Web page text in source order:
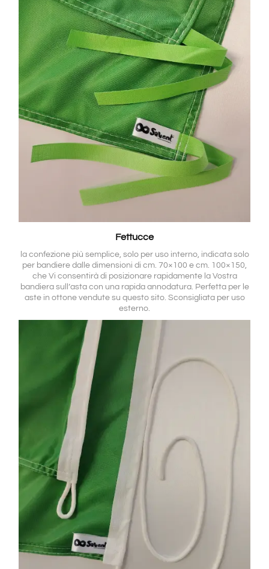
Fettucce
la confezione più semplice, solo per uso interno, indicata solo
per bandiere dalle dimensioni di cm. 70×100 e cm. 100×150,
che Vi consentirà di posizionare rapidamente la Vostra
bandiera sull’asta con una rapida annodatura. Perfetta per le
aste in ottone vendute su questo sito. Sconsigliata per uso
esterno.